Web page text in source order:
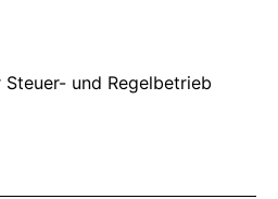
und Regelbetrieb